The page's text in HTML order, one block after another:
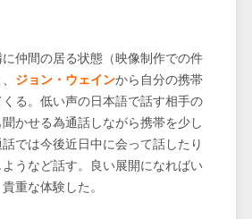
に仲間の居る状態（映像制作での件
ジョン・ウェインから自分の携帯
る。低い声の日本語で話す相手の
かせる為通話しながら携帯を少し
では今後近日中に会って話したり
うなど話す。良い展開になればい
重な体験した。